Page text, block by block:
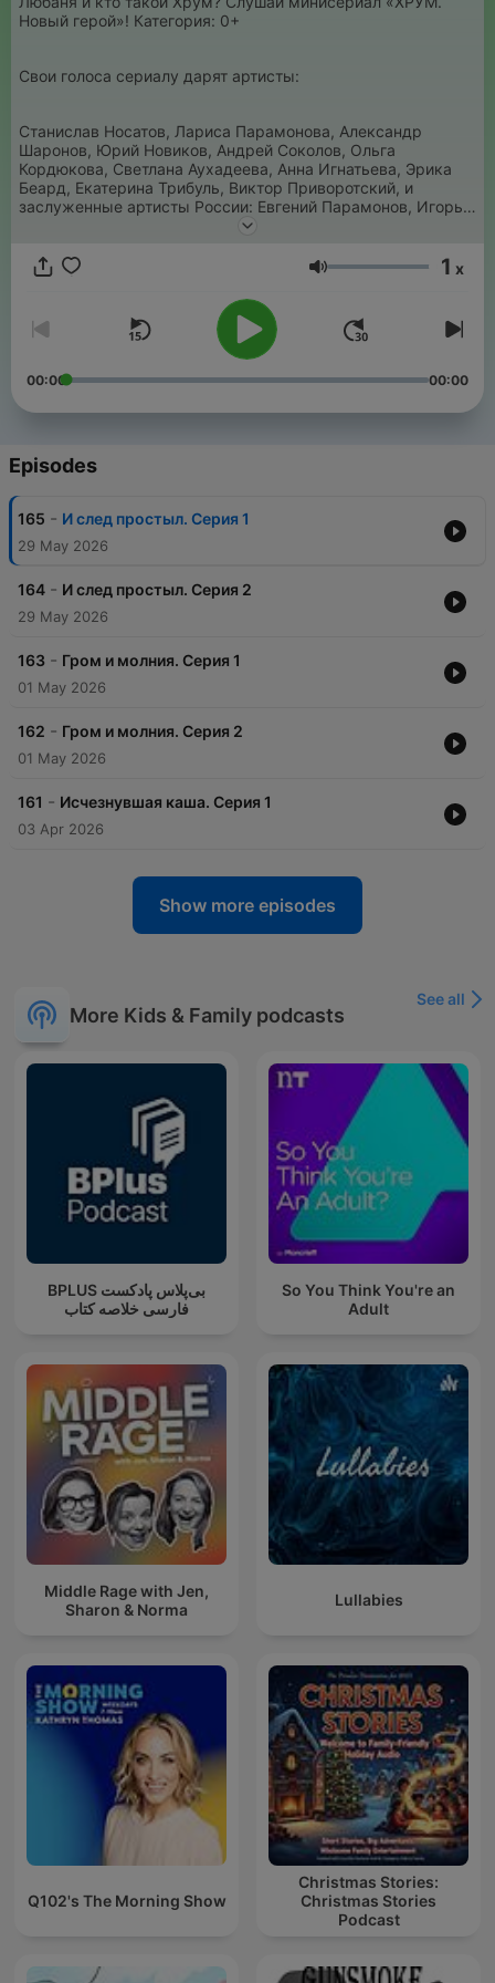
Новый герой»! Категория: 0+
Свои голоса сериалу дарят артисты:
Станислав Носатов, Лариса Парамонова, Александр
Шаронов, Юрий Новиков, Андрей Соколов, Ольга
Кордюкова, Светлана Аухадеева, Анна Игнатьева, Эрика
Беард, Екатерина Трибуль, Виктор Приворотский, и
заслуженные артисты России: Евгений Парамонов, Игорь
Volume 1 x
00:00 00:00
Episodes
165 - И след простыл. Серия 1
29 May 2026
164 - И след простыл. Серия 2
29 May 2026
163 - Гром и молния. Серия 1
01 May 2026
162 - Гром и молния. Серия 2
01 May 2026
161 - Исчезнувшая каша. Серия 1
03 Apr 2026
Show more episodes
More Kids & Family podcasts
See all
‌BPLUS بی‌پلاس پادکست
فارسی خلاصه کتاب
So You Think You're an
Adult
Middle Rage with Jen,
Sharon & Norma
Lullabies
Q102's The Morning Show
Christmas Stories:
Christmas Stories
Podcast